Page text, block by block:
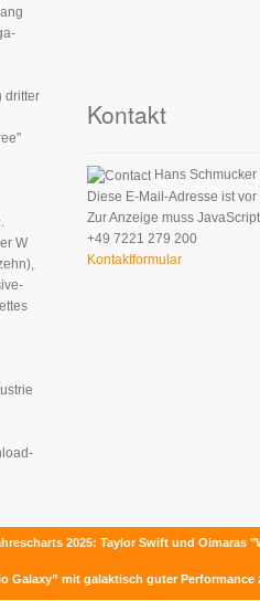
dritter
W
2025: Taylor Swift und Oimaras
Galaxy” mit galaktisch guter
Kontakt
Hans Schmucker
Diese E-Mail-Adresse ist
Zur Anzeige muss
+49 7221 279 200
Kontaktformular